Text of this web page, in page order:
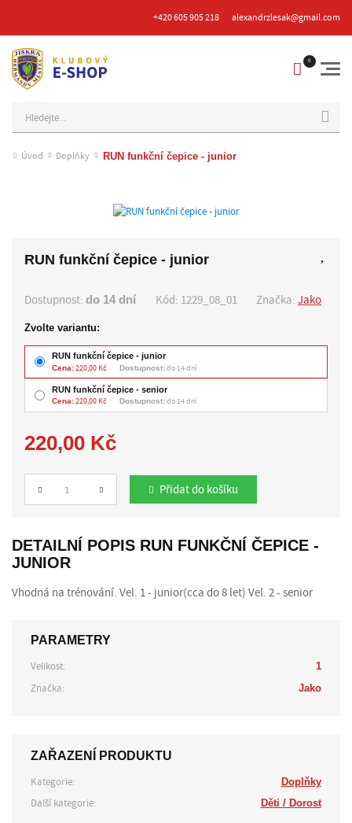
+420 605 905 218 alexandrzlesak@gmail.com
Úvod Doplňky RUN funkční čepice - junior
RUN funkční čepice - junior
Dostupnost:do 14 dní Kód: 1229_08_01 Značka: Jako
Zvolte variantu:
RUN funkční čepice - junior
Cena:220,00 Kč Dostupnost:do 14 dní
RUN funkční čepice - senior
Cena:220,00 Kč Dostupnost:do 14 dní
220,00 Kč
Počet Přidat do košíku
DETAILNÍ POPIS RUN FUNKČNÍ ČEPICE -
JUNIOR
Vhodná na trénování. Vel. 1 - junior(cca do 8 let) Vel. 2 - senior
PARAMETRY
Velikost: 1
Značka: Jako
ZAŘAZENÍ PRODUKTU
Kategorie: Doplňky
Další kategorie: Děti / Dorost